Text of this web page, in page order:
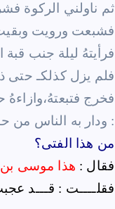
ثم ناولني الركوة
فشبعت ورويت وبقيت
فرأيتهُ ليلة جنب
فلم يزل كذلكـ حتى
فخرج
ودار به الناس من حوله يسلمون عليه فقلت لبعض من رأيتهُ يقرب منه :
من هذا الفتى؟
فقال : هذا موسى
فقلــــت : قـــد